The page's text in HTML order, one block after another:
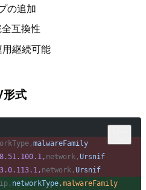
の追加
互換性
継続可能
式
malwareFamily
network,Ursnif
network,Ursnif
ip, networkType,malwareFamily